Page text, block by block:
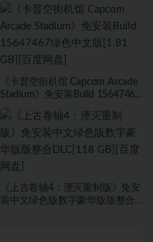
GB][百度网盘]
《卡普空街机馆 Capcom Arcade
Stadium》免安装Build 15647467
《上古卷轴4：湮灭重制版》免安
装中文绿色版数字豪华版版整合